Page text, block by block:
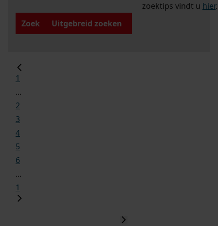
zoektips vindt u hier.
Zoek
Uitgebreid zoeken
1
...
2
3
4
5
6
...
1